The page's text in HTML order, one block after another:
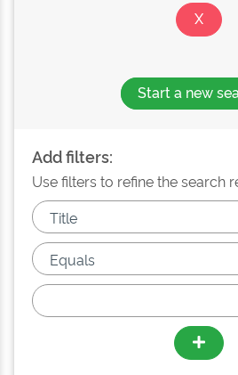
Start a new
Add filters:
Use filters to refine the search